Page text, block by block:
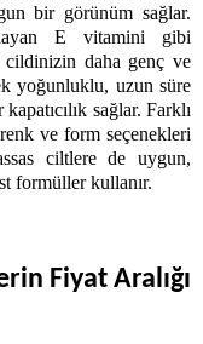
bir görünüm sağlar.
E vitamini gibi
cildinizin daha genç ve
yoğunluklu, uzun süre
sağlar. Farklı
ve form seçenekleri
ciltlere de uygun,
formüller kullanır.
Fiyat Aralığı